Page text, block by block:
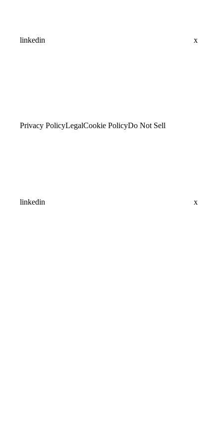
linkedin x
Privacy PolicyLegalCookie PolicyDo Not Sell
linkedin x